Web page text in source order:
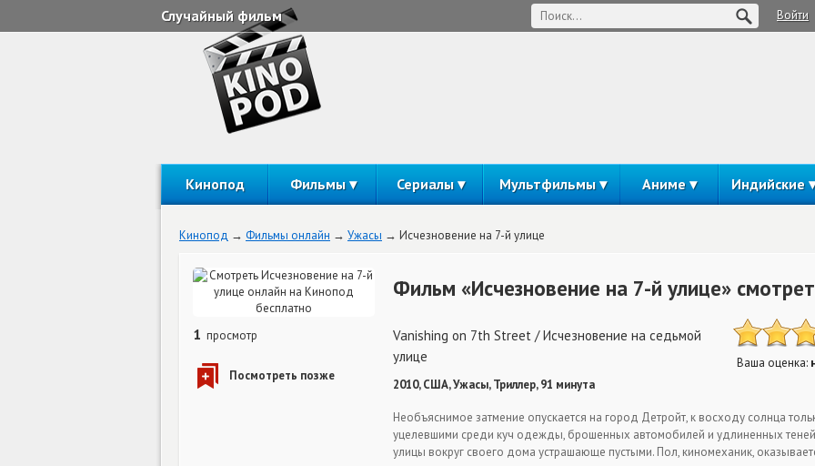
Случайный фильм Войти
Кинопод Фильмы Сериалы Мультфильмы Аниме Индийские
Кинопод Фильмы онлайн Ужасы Исчезновение на 7-й улице
1 просмотр
Фильм «Исчезновение на 7-й улице»
Vanishing on 7th Street / Исчезновение на седьмой
улице
2010, США, Ужасы, Триллер, 91 минута
Ваша оценка:
Необъяснимое затмение опускается на город Детройт, к восходу солнца
уцелевшими среди куч одежды, брошенных автомобилей и удлиненных
улицы вокруг своего дома устрашающе пустыми. Пол, киномеханик,